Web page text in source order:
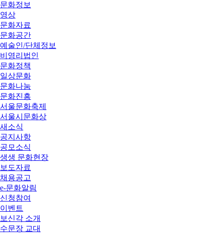
문화정보
영상
문화자료
문화공간
예술인/단체정보
비영리법인
문화정책
일상문화
문화나눔
문화진흥
서울문화축제
서울시문화상
새소식
공지사항
공모소식
생생 문화현장
보도자료
채용공고
e-문화알림
신청참여
이벤트
보신각 소개
수문장 교대